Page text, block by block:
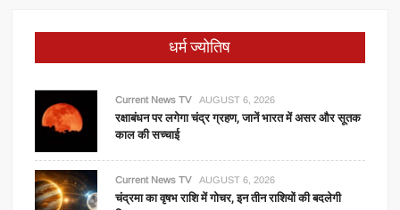
धर्म ज्योतिष
Current News TV AUGUST 6, 2026
रक्षाबंधन पर लगेगा चंद्र ग्रहण, जानें भारत में असर और सूतक
काल की सच्चाई
Current News TV AUGUST 6, 2026
चंद्रमा का वृषभ राशि में गोचर, इन तीन राशियों की बदलेगी